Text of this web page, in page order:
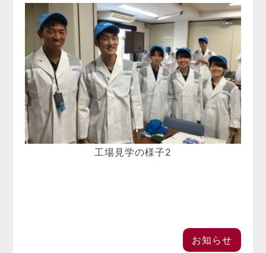
工場見学の様子2
お知らせ